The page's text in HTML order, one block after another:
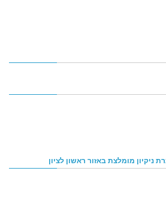
ניקיון מומלצת באזור ראשון לציון